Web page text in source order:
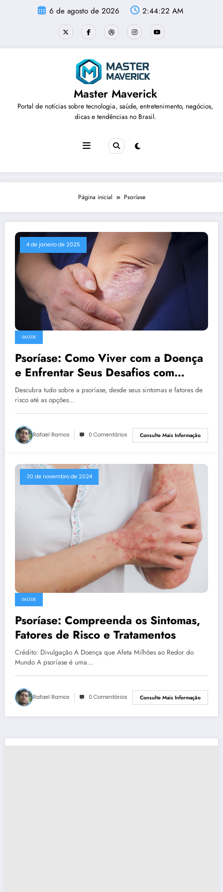
6 de agosto de 2026 2:44:23 AM
Master Maverick
Portal de notícias sobre tecnologia, saúde, entretenimento, negócios,
dicas e tendências no Brasil.
Página inicial Psoríase
4 de janeiro de 2025
SAÚDE
Psoríase: Como Viver com a Doença
e Enfrentar Seus Desafios com
Positividade
Descubra tudo sobre a psoríase, desde seus sintomas e fatores de
risco até as opções…
Rafael Ramos 0 Comentários Consulte Mais Informação
30 de novembro de 2024
SAÚDE
Psoríase: Compreenda os Sintomas,
Fatores de Risco e Tratamentos
Crédito: Divulgação A Doença que Afeta Milhões ao Redor do
Mundo A psoríase é uma…
Rafael Ramos 0 Comentários Consulte Mais Informação